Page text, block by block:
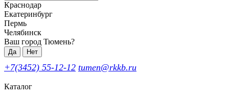
Краснодар
Екатеринбург
Пермь
Челябинск
Ваш город Тюмень?
Да Нет
+7(3452) 55-12-12 tumen@rkkb.ru
Каталог